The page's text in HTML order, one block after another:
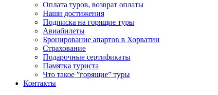
Оплата туров, возврат оплаты
Наши достижения
Подписка на горящие туры
Авиабилеты
Бронирование апартов в Хорватии
Страхование
Подарочные сертификаты
Памятка туриста
Что такое ”горящие” туры
Контакты